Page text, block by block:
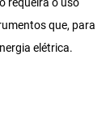
requeira o uso
que, para
elétrica.